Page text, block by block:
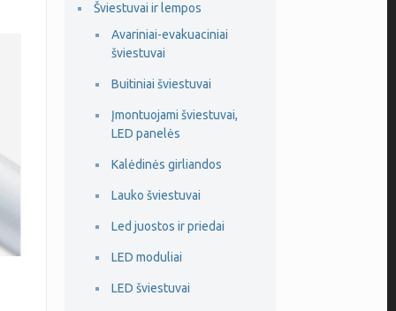
Šviestuvai ir lempos
Avariniai-evakuaciniai
šviestuvai
Buitiniai šviestuvai
Įmontuojami šviestuvai,
LED panelės
Kalėdinės girliandos
Lauko šviestuvai
Led juostos ir priedai
LED moduliai
LED šviestuvai